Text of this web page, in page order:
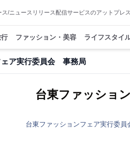
ス/ニュースリリース配信サービスのアットプレス
ファッション・美容 ライフスタイ
ェア実行委員会 事務局
台東ファッショ
台東ファッションフェア実行委